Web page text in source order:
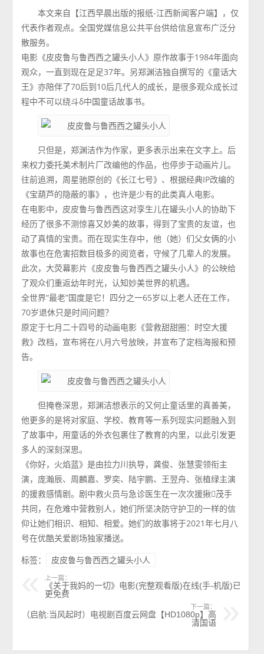
本文来自【江西早晨出版的报纸-江西新闻客户端】，仅
代表作者观点。全国党媒信息公共平台供给信息宣布广泛分
散服务。
电影《皮皮鲁与鲁西西之罐头小人》原作故事于1984年面向
观众，一直到现在足足37年。另郑渊洁独自撰写的《童话大
王》亦陪伴了70后到10后几代人的成长，是很多观众成长过
程中不可以绕斗δ中国童话故事书。
只但是，郑渊洁作为作家，更多表示出来在文字上。后
来权力委托美术制片厂改编他的作品，也停步于动画片儿。
往前追溯，周星驰原创的《长江七号》、根据经典IP改编的
《宝葫芦的隐蔽的事》，也许是少有的此类真人电影。
在电影中，皮皮鲁与鲁西西这对孪生儿在罐头小人的协助下
经历了很多不测惊喜又妙美的故事，得到了宝贵的友谊，也
动了真情的宝贵。而在现实生存中，他（她）们父女俩的小
故事也在危害招数目极多的阅览者，守候了几辈人的发展。
此次，大荧幕影片《皮皮鲁与鲁西西之罐头小人》的公映给
了观众们重返幼年时光，认知妙美世界的机遇。
全世界“最老”国度是它！四分之一65岁以上老人还在工作，
70岁退休只是时间问题？
原定于七月二十四号的动画电影《营救甜甜圈：时空大援
救》改档，宣布将在八月六号放映，并宣布了定档海报和预
告。
但掩卷深思，郑渊洁想表示的又何止童话里的真善美，
他更多的是将对家庭、学校、教育等一系列现实问题融入到
了故事中，用童话的外衣包裹住了教育的内里，以此引发更
多人的深刻深思。
《你好，火焰蓝》是由拉力川执导，龚俊、张慧雯领衔主
演，庞瀚辰、周麟嘉、罗奕、陆宇鹏、王翌舟、张植绿主演
的援救感情剧。剧中救火员与急诊医生在一次次援揪茂手
共同，在危难中营救别人，她们所坚决防守护卫的一样的信
仰让她们相识、相知、相爱。她们的故事将于2021年七月八
号在优酷关爱剧场独家播送。
标签：
皮皮鲁与鲁西西之罐头小人
上一篇：
《关于我妈的一切》电影(完整观看版)在线(手-机版)已
更免费
下一篇：
（启航:当风起时）电视剧百度云网盘【HD1080p】高
清国语